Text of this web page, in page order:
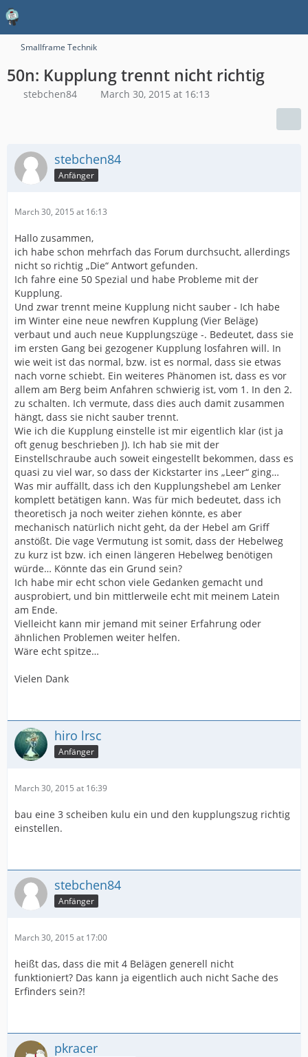
Smallframe Technik
50n: Kupplung trennt nicht richtig
stebchen84 March 30, 2015 at 16:13
stebchen84
Anfänger
March 30, 2015 at 16:13
Hallo zusammen,
ich habe schon mehrfach das Forum durchsucht, allerdings
nicht so richtig „Die“ Antwort gefunden.
Ich fahre eine 50 Spezial und habe Probleme mit der
Kupplung.
Und zwar trennt meine Kupplung nicht sauber - Ich habe
im Winter eine neue newfren Kupplung (Vier Beläge)
verbaut und auch neue Kupplungszüge -. Bedeutet, dass sie
im ersten Gang bei gezogener Kupplung losfahren will. In
wie weit ist das normal, bzw. ist es normal, dass sie etwas
nach vorne schiebt. Ein weiteres Phänomen ist, dass es vor
allem am Berg beim Anfahren schwierig ist, vom 1. In den 2.
zu schalten. Ich vermute, dass dies auch damit zusammen
hängt, dass sie nicht sauber trennt.
Wie ich die Kupplung einstelle ist mir eigentlich klar (ist ja
oft genug beschrieben J). Ich hab sie mit der
Einstellschraube auch soweit eingestellt bekommen, dass es
quasi zu viel war, so dass der Kickstarter ins „Leer“ ging…
Was mir auffällt, dass ich den Kupplungshebel am Lenker
komplett betätigen kann. Was für mich bedeutet, dass ich
theoretisch ja noch weiter ziehen könnte, es aber
mechanisch natürlich nicht geht, da der Hebel am Griff
anstößt. Die vage Vermutung ist somit, dass der Hebelweg
zu kurz ist bzw. ich einen längeren Hebelweg benötigen
würde… Könnte das ein Grund sein?
Ich habe mir echt schon viele Gedanken gemacht und
ausprobiert, und bin mittlerweile echt mit meinem Latein
am Ende.
Vielleicht kann mir jemand mit seiner Erfahrung oder
ähnlichen Problemen weiter helfen.
Wäre echt spitze…
Vielen Dank
hiro lrsc
Anfänger
March 30, 2015 at 16:39
bau eine 3 scheiben kulu ein und den kupplungszug richtig
einstellen.
stebchen84
Anfänger
March 30, 2015 at 17:00
heißt das, dass die mit 4 Belägen generell nicht
funktioniert? Das kann ja eigentlich auch nicht Sache des
Erfinders sein?!
pkracer